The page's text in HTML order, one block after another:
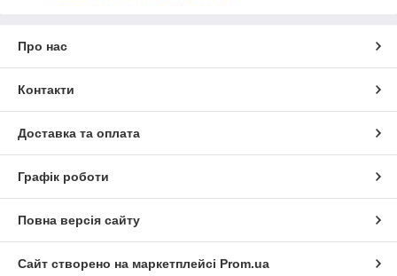
Про нас
Контакти
Доставка та оплата
Графік роботи
Повна версія сайту
Сайт створено на маркетплейсі Prom.ua